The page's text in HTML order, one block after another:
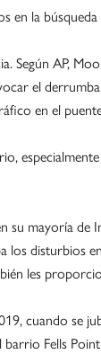
en la búsqueda
Según AP,
el
en el
mayoría de
los disturbios
les
cuando se
Fells